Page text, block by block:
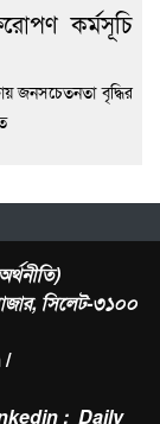
কর্মসূচি
জনসচেতনতা বৃদ্ধির
সিলেট-৩১০০
/
: Daily